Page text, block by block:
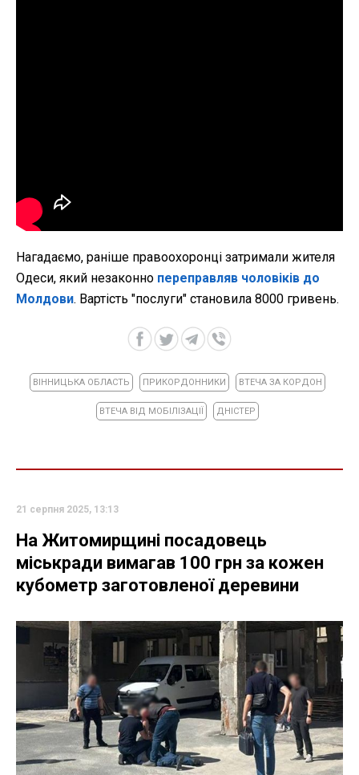
Нагадаємо, раніше правоохоронці затримали жителя
Одеси, який незаконно переправляв чоловіків до
Молдови. Вартість "послуги" становила 8000 гривень.
ВІННИЦЬКА ОБЛАСТЬ ПРИКОРДОННИКИ ВТЕЧА ЗА КОРДОН
ВТЕЧА ВІД МОБІЛІЗАЦІЇ ДНІСТЕР
21 серпня 2025, 13:13
На Житомирщині посадовець
міськради вимагав 100 грн за кожен
кубометр заготовленої деревини